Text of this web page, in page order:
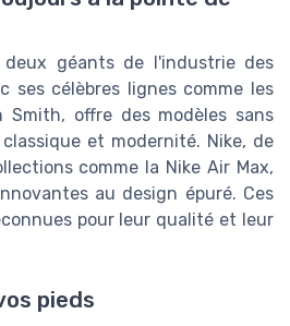
deux géants de l'industrie des
ses célèbres lignes comme les
Smith, offre des modèles sans
et modernité. Nike, de
comme la Nike Air Max,
au design épuré. Ces
pour leur qualité et leur
pieds